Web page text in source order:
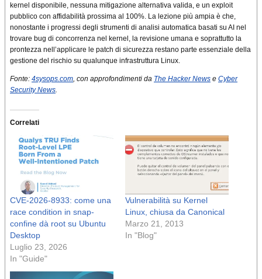
kernel disponibile, nessuna mitigazione alternativa valida, e un exploit
pubblico con affidabilità prossima al 100%. La lezione più ampia è che,
nonostante i progressi degli strumenti di analisi automatica basati su AI nel
trovare bug di concorrenza nel kernel, la revisione umana e soprattutto la
prontezza nell’applicare le patch di sicurezza restano parte essenziale della
gestione del rischio su qualunque infrastruttura Linux.
Fonte: 4sysops.com , con approfondimenti da The Hacker News e Cyber
Security News
Correlati
CVE-2026-8933: come una
race condition in snap-
confine dà root su Ubuntu
Desktop
Luglio 23, 2026
In "Guide"
Vulnerabilità su Kernel
Linux, chiusa da Canonical
Marzo 21, 2013
In "Blog"